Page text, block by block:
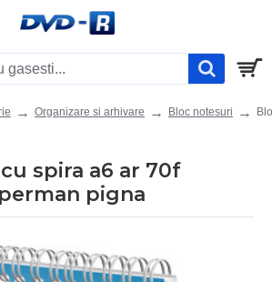
Organizare si arhivare Bloc notesuri
spira a6 ar 70f
pigna